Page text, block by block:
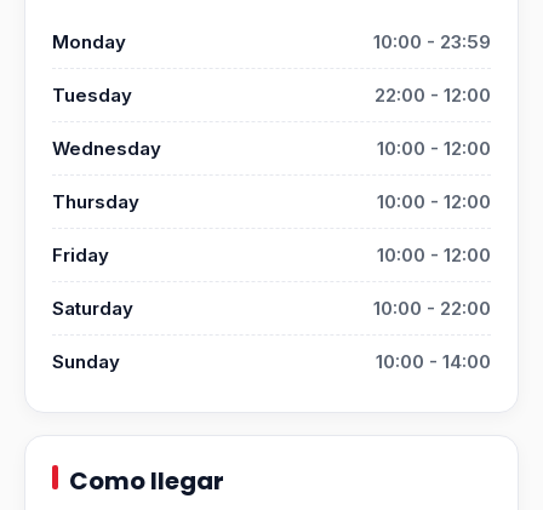
Monday 10:00 - 23:59
Tuesday 22:00 - 12:00
Wednesday 10:00 - 12:00
Thursday 10:00 - 12:00
Friday 10:00 - 12:00
Saturday 10:00 - 22:00
Sunday 10:00 - 14:00
Como llegar